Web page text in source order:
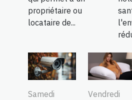
propriétaire ou
locataire de...
Samedi
Vendredi